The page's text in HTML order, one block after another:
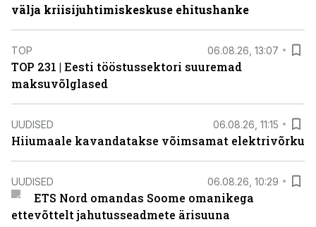
välja kriisijuhtimiskeskuse ehitushanke
TOP 06.08.26, 13:07
TOP 231 | Eesti tööstussektori suuremad
maksuvõlglased
UUDISED 06.08.26, 11:15
Hiiumaale kavandatakse võimsamat elektrivõrku
UUDISED 06.08.26, 10:29
ETS Nord omandas Soome omanikega
ettevõttelt jahutusseadmete ärisuuna